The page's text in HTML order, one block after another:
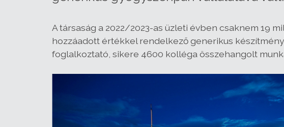
A társaság a 2022/2023-as üzleti évben csaknem 19
hozzáadott értékkel rendelkező generikus
foglalkoztató, sikere 4600 kolléga összehangolt